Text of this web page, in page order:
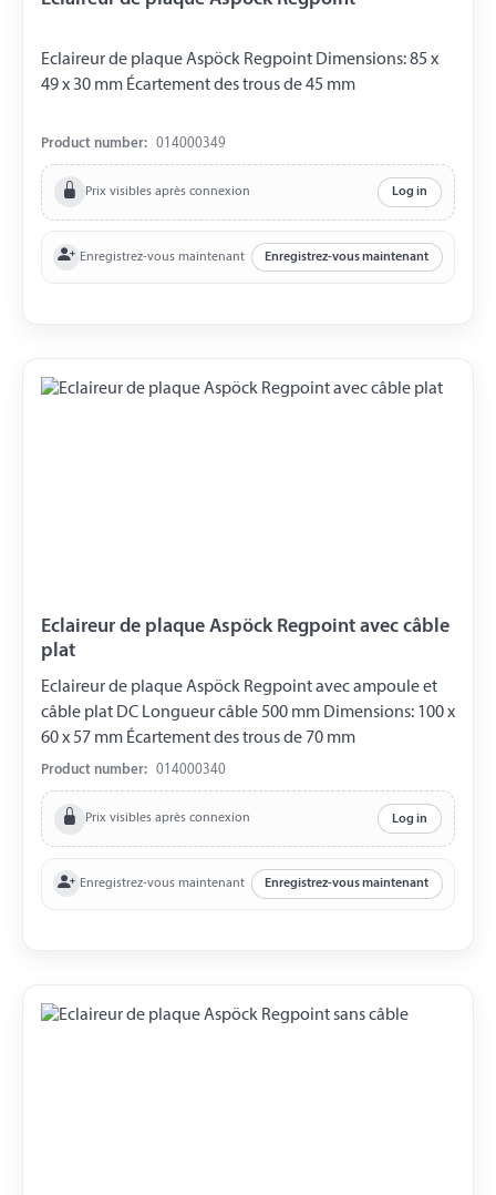
Eclaireur de plaque Aspöck Regpoint Dimensions: 85 x
49 x 30 mm Écartement des trous de 45 mm
Product number: 014000349
Prix visibles après connexion Log in
Enregistrez-vous maintenant Enregistrez-vous maintenant
Eclaireur de plaque Aspöck Regpoint avec câble
plat
Eclaireur de plaque Aspöck Regpoint avec ampoule et
câble plat DC Longueur câble 500 mm Dimensions: 100 x
60 x 57 mm Écartement des trous de 70 mm
Product number: 014000340
Prix visibles après connexion Log in
Enregistrez-vous maintenant Enregistrez-vous maintenant